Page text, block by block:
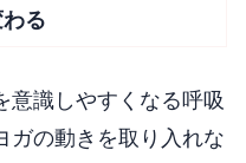
る
意識しやすくなる呼吸
ガの動きを取り入れな